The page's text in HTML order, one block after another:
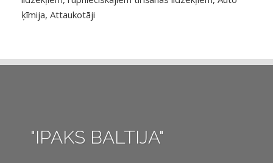
ķīmija, Attaukotāji
"IPAKS BALTIJA"